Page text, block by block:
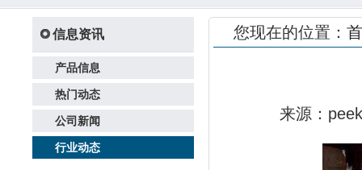
信息资讯
产品信息
热门动态
公司新闻
行业动态
您现在的位置：
来源：